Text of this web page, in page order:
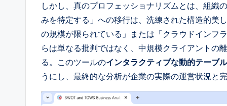
しかし、真のプロフェッショナリズムとは、組織
みを特定する」への移行は、洗練された構造的美
の規模が限られている」または「クラウドインフ
らは単なる批判ではなく、中規模クライアントの
る。このツールのインタラクティブな動的テーブル
うにし、最終的な分析が企業の実際の運営状況と